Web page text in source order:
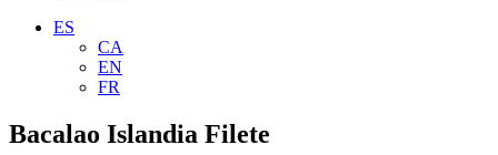
ES
CA
EN
FR
Bacalao Islandia Filete